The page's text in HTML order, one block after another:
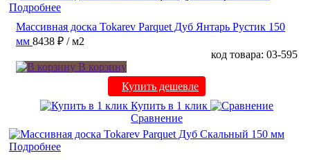
Подробнее
Массивная доска Tokarev Parquet Дуб Янтарь Рустик 150
мм 8438 ₽ / м2
код товара: 03-595
В корзину
Купить дешевле
Купить в 1 клик
Сравнение
Подробнее